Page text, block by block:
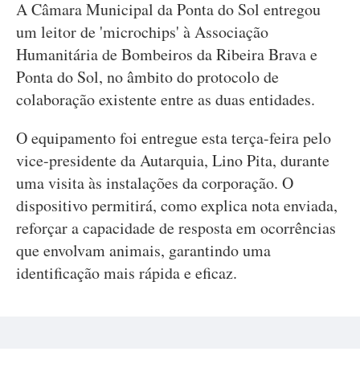
A Câmara Municipal da Ponta do Sol entregou
um leitor de 'microchips' à Associação
Humanitária de Bombeiros da Ribeira Brava e
Ponta do Sol, no âmbito do protocolo de
colaboração existente entre as duas entidades.
O equipamento foi entregue esta terça-feira pelo
vice-presidente da Autarquia, Lino Pita, durante
uma visita às instalações da corporação. O
dispositivo permitirá, como explica nota enviada,
reforçar a capacidade de resposta em ocorrências
que envolvam animais, garantindo uma
identificação mais rápida e eficaz.